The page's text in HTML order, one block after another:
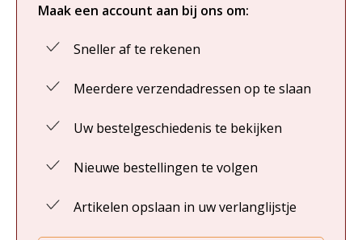
Maak een account aan bij ons om:
Sneller af te rekenen
Meerdere verzendadressen op te slaan
Uw bestelgeschiedenis te bekijken
Nieuwe bestellingen te volgen
Artikelen opslaan in uw verlanglijstje